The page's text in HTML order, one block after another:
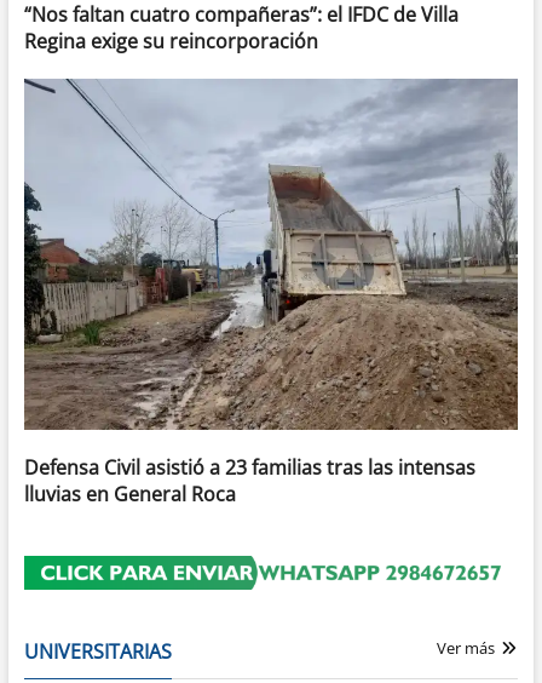
“Nos faltan cuatro compañeras”: el IFDC de Villa
Regina exige su reincorporación
Defensa Civil asistió a 23 familias tras las intensas
lluvias en General Roca
UNIVERSITARIAS Ver más